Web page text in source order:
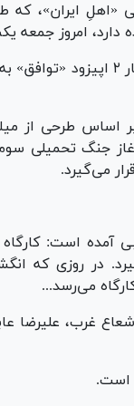
«اهلِ ایران»،
امروز جمعه
موج هفتم این اثر که در پلتفرم شیدا
اساس طرحی از
جنگ تحمیلی
می‌گیرد.
آمده است:
در روزی که
می‌رسد...
غرب، علیرضا
است.